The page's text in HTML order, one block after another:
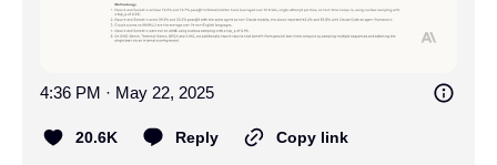
4:36 PM · May 22, 2025
20.6K Reply Copy link